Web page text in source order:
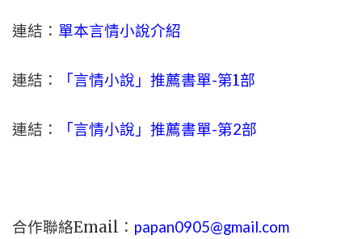
連結： 單本言情小說介紹
連結： 「言情小說」推薦書單-第1部
連結： 「言情小說」推薦書單-第2部
合作聯絡Email： papan0905@gmail.com